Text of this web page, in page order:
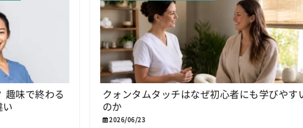
趣味で終わる
クォンタムタッチはなぜ初心者にも学びやす
のか
2026/06/23